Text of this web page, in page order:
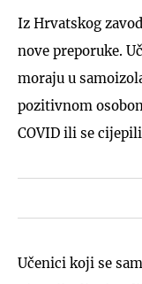
Iz Hrvatskog
nove preporuke.
moraju u
pozitivnom
COVID ili se
Učenici koji se